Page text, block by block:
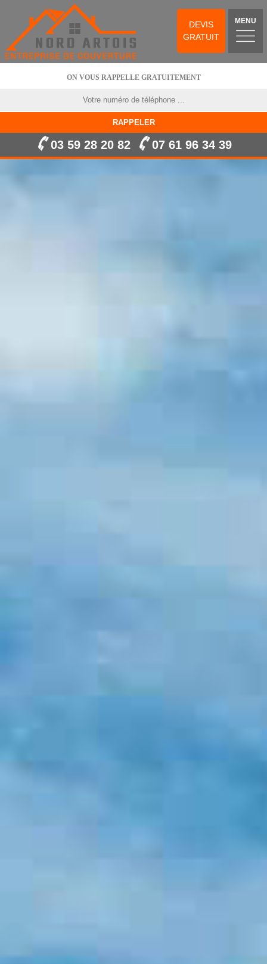
DEVIS
GRATUIT
MENU
ON VOUS RAPPELLE GRATUITEMENT
03 59 28 20 82 07 61 96 34 39